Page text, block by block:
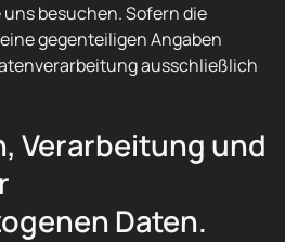
uns besuchen. Sofern die
gegenteiligen Angaben
ausschließlich
Verarbeitung und
Daten.